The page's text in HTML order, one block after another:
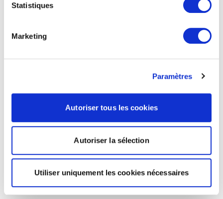
Statistiques
Marketing
Paramètres
Autoriser tous les cookies
Autoriser la sélection
Utiliser uniquement les cookies nécessaires